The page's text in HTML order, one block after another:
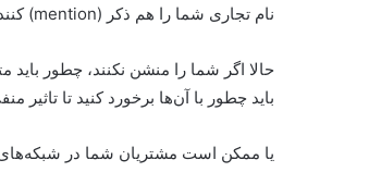
نام تجاری شما را هم ذکر (mention) کنند تا از نظرشان مطلع شوید.
حالا اگر شما را منشن نکنند، چطور
باید چطور با آن‌ها برخورد کنید تا تاثیر
یا ممکن است مشتریان شما در شبکه‌های